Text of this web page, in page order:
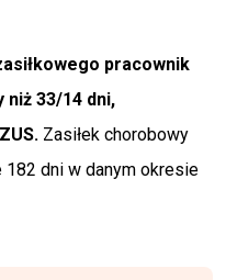
pracownik
33/14 dni,
Zasiłek chorobowy
182 dni w danym okresie